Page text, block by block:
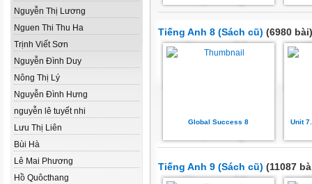
Nguyễn Thị Lương
Nguen Thi Thu Ha
Trịnh Viết Sơn
Nguyễn Đình Duy
Nông Thị Lý
Nguyễn Đình Hưng
nguyễn lê tuyết nhi
Lưu Thị Liên
Bùi Hà
Lê Mai Phương
Hồ Quôcthang
Tiếng Anh 8 (Sách cũ) (6980 bài)
Global Success 8 Unit
Tiếng Anh 9 (Sách cũ) (11087